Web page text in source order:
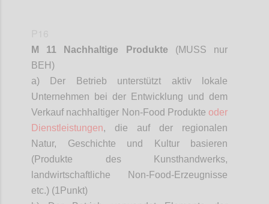
M 11 Nachhaltige Produkte (MUSS nur
BEH)
a) Der Betrieb unterstützt aktiv lokale
Unternehmen bei der Entwicklung und dem
Verkauf nachhaltiger Non-Food Produkte oder
Dienstleistungen, die auf der regionalen
Natur, Geschichte und Kultur basieren
(Produkte des Kunsthandwerks,
landwirtschaftliche Non-Food-Erzeugnisse
etc.) (1 Punkt)